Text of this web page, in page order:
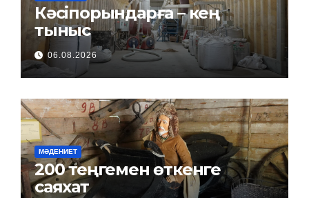
Кәсіпорындарға – кең
тыныс
06.08.2026
МӘДЕНИЕТ
200 теңгемен өткенге
саяхат